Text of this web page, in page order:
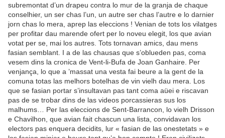
subremontat d’un drapeu contra lo mur de la granja de chaque
conselhier, un ser chas l’un, un autre ser chas l’autre e lo darnier
jorn chas lo mera, aprep las eleccions ! Venian de tots los vilatges
per profitar dau marende ofert per lo noveu elegit, los que avian
votat per se, mai los autres. Tots tornavan amics, dau mens
fasian semblant. I a de las chausas que s’oblueden pas, coma
vesem dins la cronica de Vent-li-Bufa de Joan Ganhaire. Per
venjança, lo que a ’massat una vesta fai beure a la gent de la
comuna totas las melhors botelhas de vin vielh dau mera. Los
que se fasian portar s’insultavan pas tant coma aüei e riscavan
pas de se trobar dins de las videos porcassieras sus los
malhums… Per las eleccions de Sent-Barrancon, lo vielh Drisson
e Chavilhon, que avian fait chascun una lista, convidavan los
electors pas enquera decidits, lur « fasian de las onestetats » e